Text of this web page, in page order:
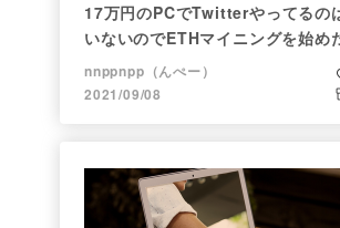
17万円のPCでTwitterやってるの
いないのでETHマイニングを始め
nnppnpp（んぺー）
2021/09/08